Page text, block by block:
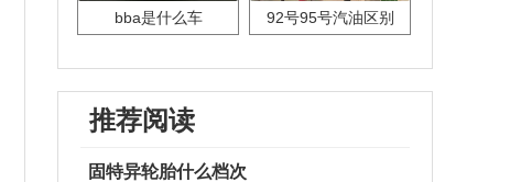
bba是什么车 92号95号汽油区别
推荐阅读
固特异轮胎什么档次